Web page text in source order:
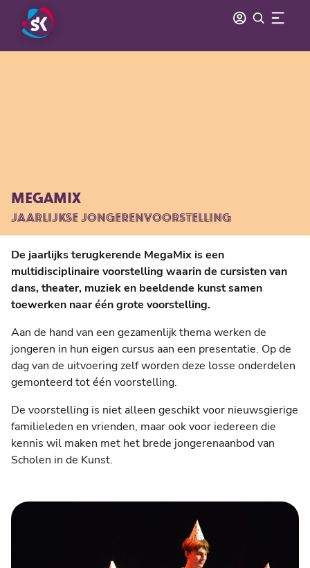
MEGAMIX
JAARLIJKSE JONGERENVOORSTELLING
De jaarlijks terugkerende MegaMix is een
multidisciplinaire voorstelling waarin de cursisten van
dans, theater, muziek en beeldende kunst samen
toewerken naar één grote voorstelling.
Aan de hand van een gezamenlijk thema werken de
jongeren in hun eigen cursus aan een presentatie. Op de
dag van de uitvoering zelf worden deze losse onderdelen
gemonteerd tot één voorstelling.
De voorstelling is niet alleen geschikt voor nieuwsgierige
familieleden en vrienden, maar ook voor iedereen die
kennis wil maken met het brede jongerenaanbod van
Scholen in de Kunst.